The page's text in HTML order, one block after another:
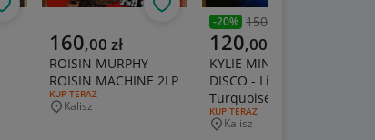
Obserwuj
Aktualna cena
160,00 zł
ROISIN MURPHY -
ROISIN MACHINE 2LP
RODZAJ OFERTY:
KUP TERAZ
Miejscowość
Kalisz
Obserwuj
Poprzednia cena
-20% 150,00 zł
Aktualna cena
120,00
KYLIE MINOGUE -
DISCO - Limited
Turquoise Vinyl
RODZAJ OFERTY:
KUP TERAZ
Miejscowość
Kalisz